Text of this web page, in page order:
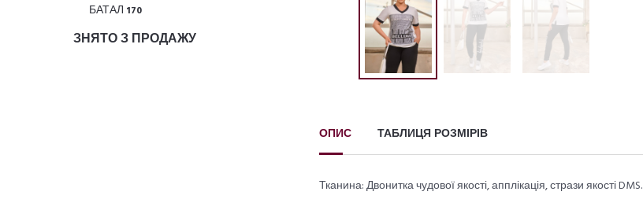
БАТАЛ 170
ЗНЯТО З ПРОДАЖУ
ОПИС ТАБЛИЦЯ РОЗМІРІВ
Тканина: Двонитка чудової якості, апплікація, стрази якості DMS.